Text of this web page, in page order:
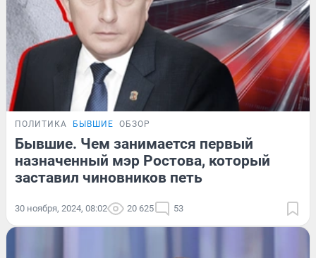
ПОЛИТИКА БЫВШИЕ ОБЗОР
Бывшие. Чем занимается первый
назначенный мэр Ростова, который
заставил чиновников петь
30 ноября, 2024, 08:02 20 625 53